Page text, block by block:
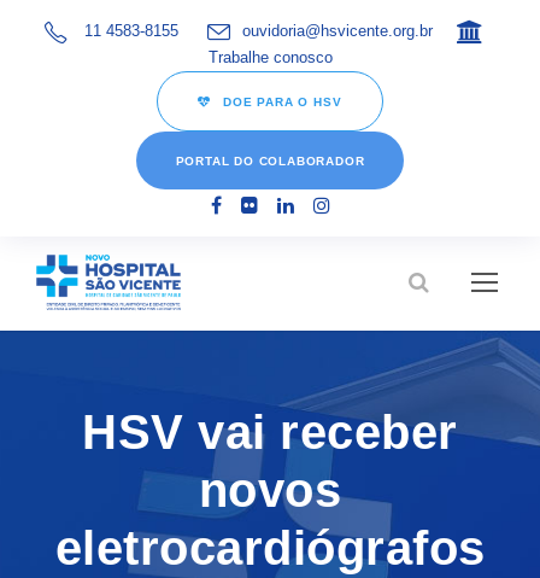
11 4583-8155
ouvidoria@hsvicente.org.br
Trabalhe conosco
DOE PARA O HSV
PORTAL DO COLABORADOR
HSV vai receber
novos
eletrocardiógrafos